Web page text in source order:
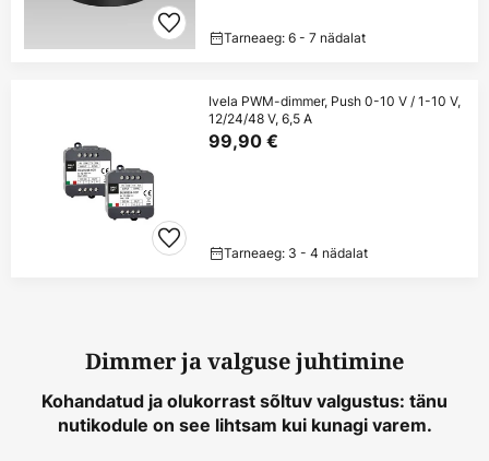
Tarneaeg: 6 - 7 nädalat
Ivela PWM-dimmer, Push 0-10 V / 1-10 V,
12/24/48 V, 6,5 A
99,90 €
Tarneaeg: 3 - 4 nädalat
Dimmer ja valguse juhtimine
Kohandatud ja olukorrast sõltuv valgustus: tänu
nutikodule on see lihtsam kui kunagi varem.